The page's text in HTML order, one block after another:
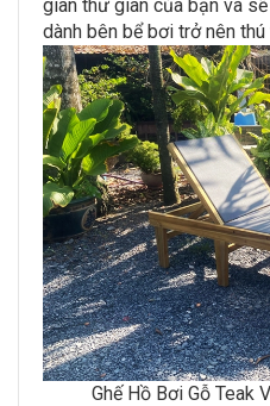
gian thư giãn của bạn và
dành bên bể bơi trở nên
Ghế Hồ Bơi Gỗ Teak